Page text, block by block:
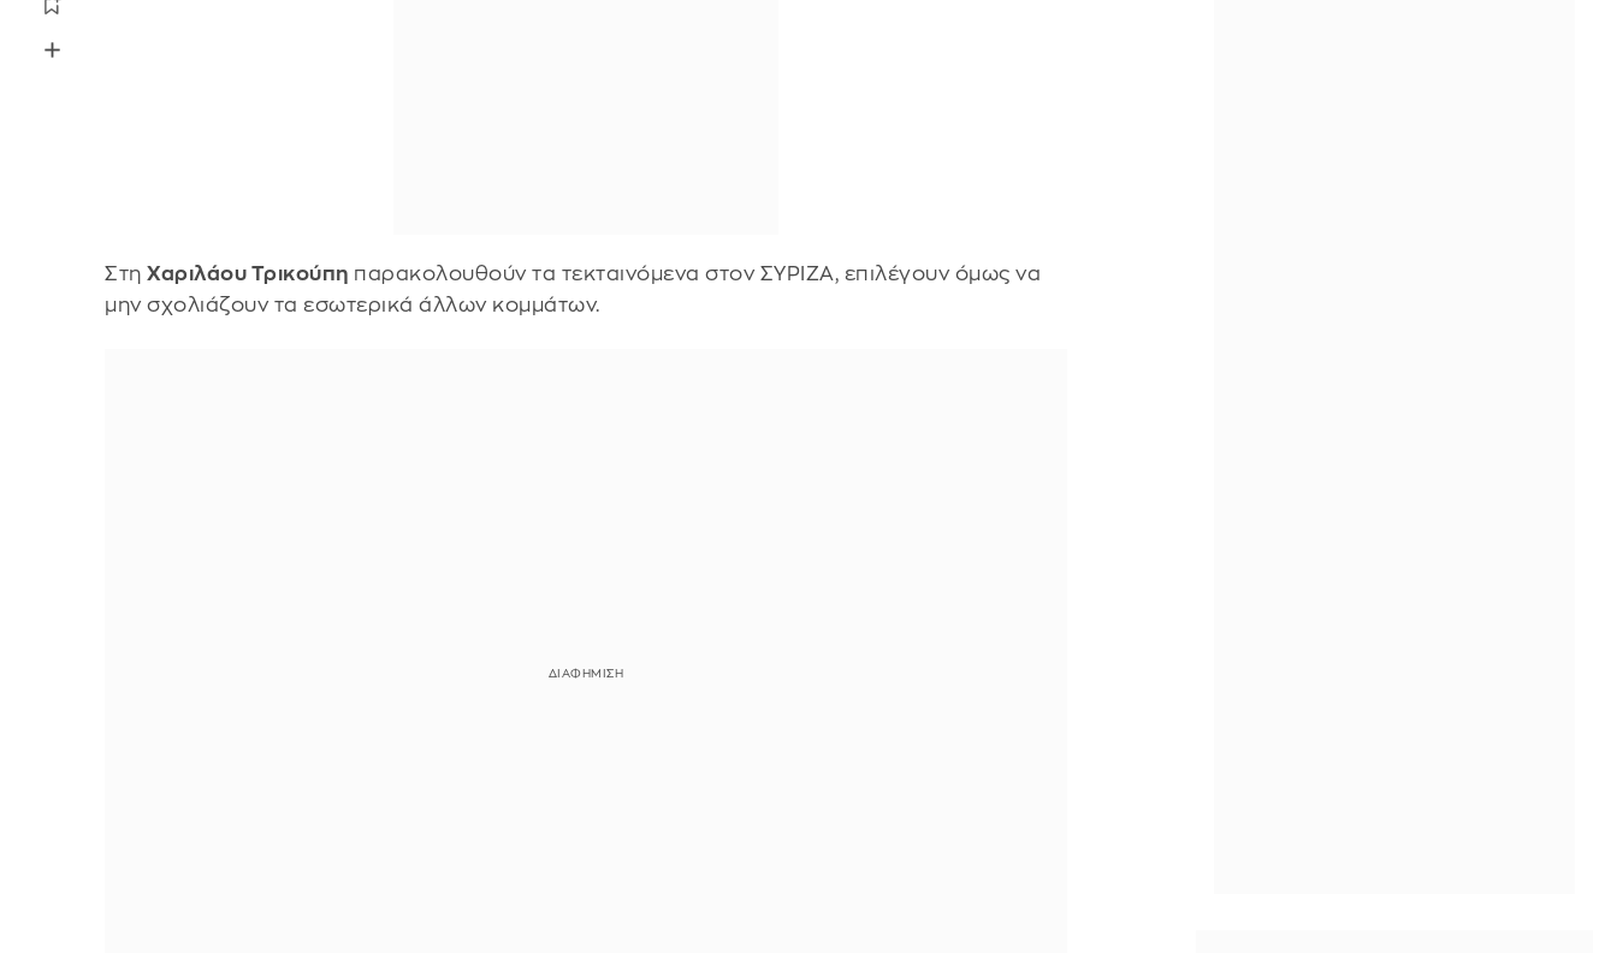
ΣτηΧαριλάου Τρικούπη παρακολουθούν τα τεκταινόμενα στον ΣΥΡΙΖΑ, επιλέγουν όμως να
μην σχολιάζουν τα εσωτερικά άλλων κομμάτων.